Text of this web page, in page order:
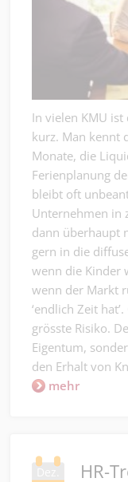
In vielen KMU
kurz. Man kennt
Monate, die
Ferienplanung
bleibt oft
Unternehmen in
dann überhaupt
gern in die
wenn die Kinder
wenn der Markt
‘endlich Zeit
grösste Risiko.
Eigentum,
den Erhalt von
mehr
Dez.
HR-